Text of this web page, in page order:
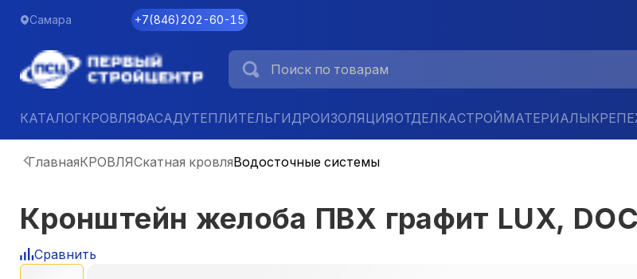
Самара +7(846)202-60-15
КАТАЛОГКРОВЛЯФАСАДУТЕПЛИТЕЛЬГИДРОИЗОЛЯЦИЯОТДЕЛКАСТРОЙМАТЕРИАЛЫ
ГлавнаяКРОВЛЯСкатная кровляВодосточные системы
Кронштейн желоба ПВХ графит LUX,
Сравнить